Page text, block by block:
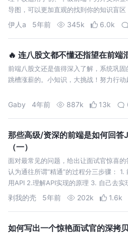
导图，可以更加直观的找到你的知识盲区
给你带去些许帮助，助力你找到心仪的好
伊人a 5年前 345k 6.0k
🔥 连八股文都不懂还指望在前端
前端八股文还是值得深入了解，系统巩
跳槽涨薪的。小知识，大挑战！努力行动
Gaby 4年前 887k 13k
那些高级/资深的前端是如何回
（一）
面对最常见的问题，给出让面试官惊喜的
认为通往所谓“精通”的过程分三步骤： 1.
用API 2.理解API实现的原理 3. 自己去实
API，能用来实际解决问题的那种，经得
剥我的壳 5年前 202k 1.6k
如何写出一个惊艳面试官的深拷